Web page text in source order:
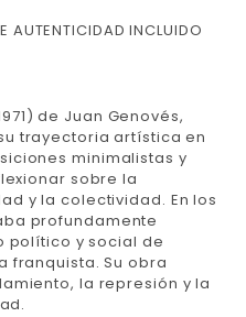
AUTENTICIDAD INCLUIDO
de Juan Genovés,
trayectoria artística en
minimalistas y
sobre la
y la colectividad. En los
profundamente
político y social de
franquista. Su obra
la represión y la